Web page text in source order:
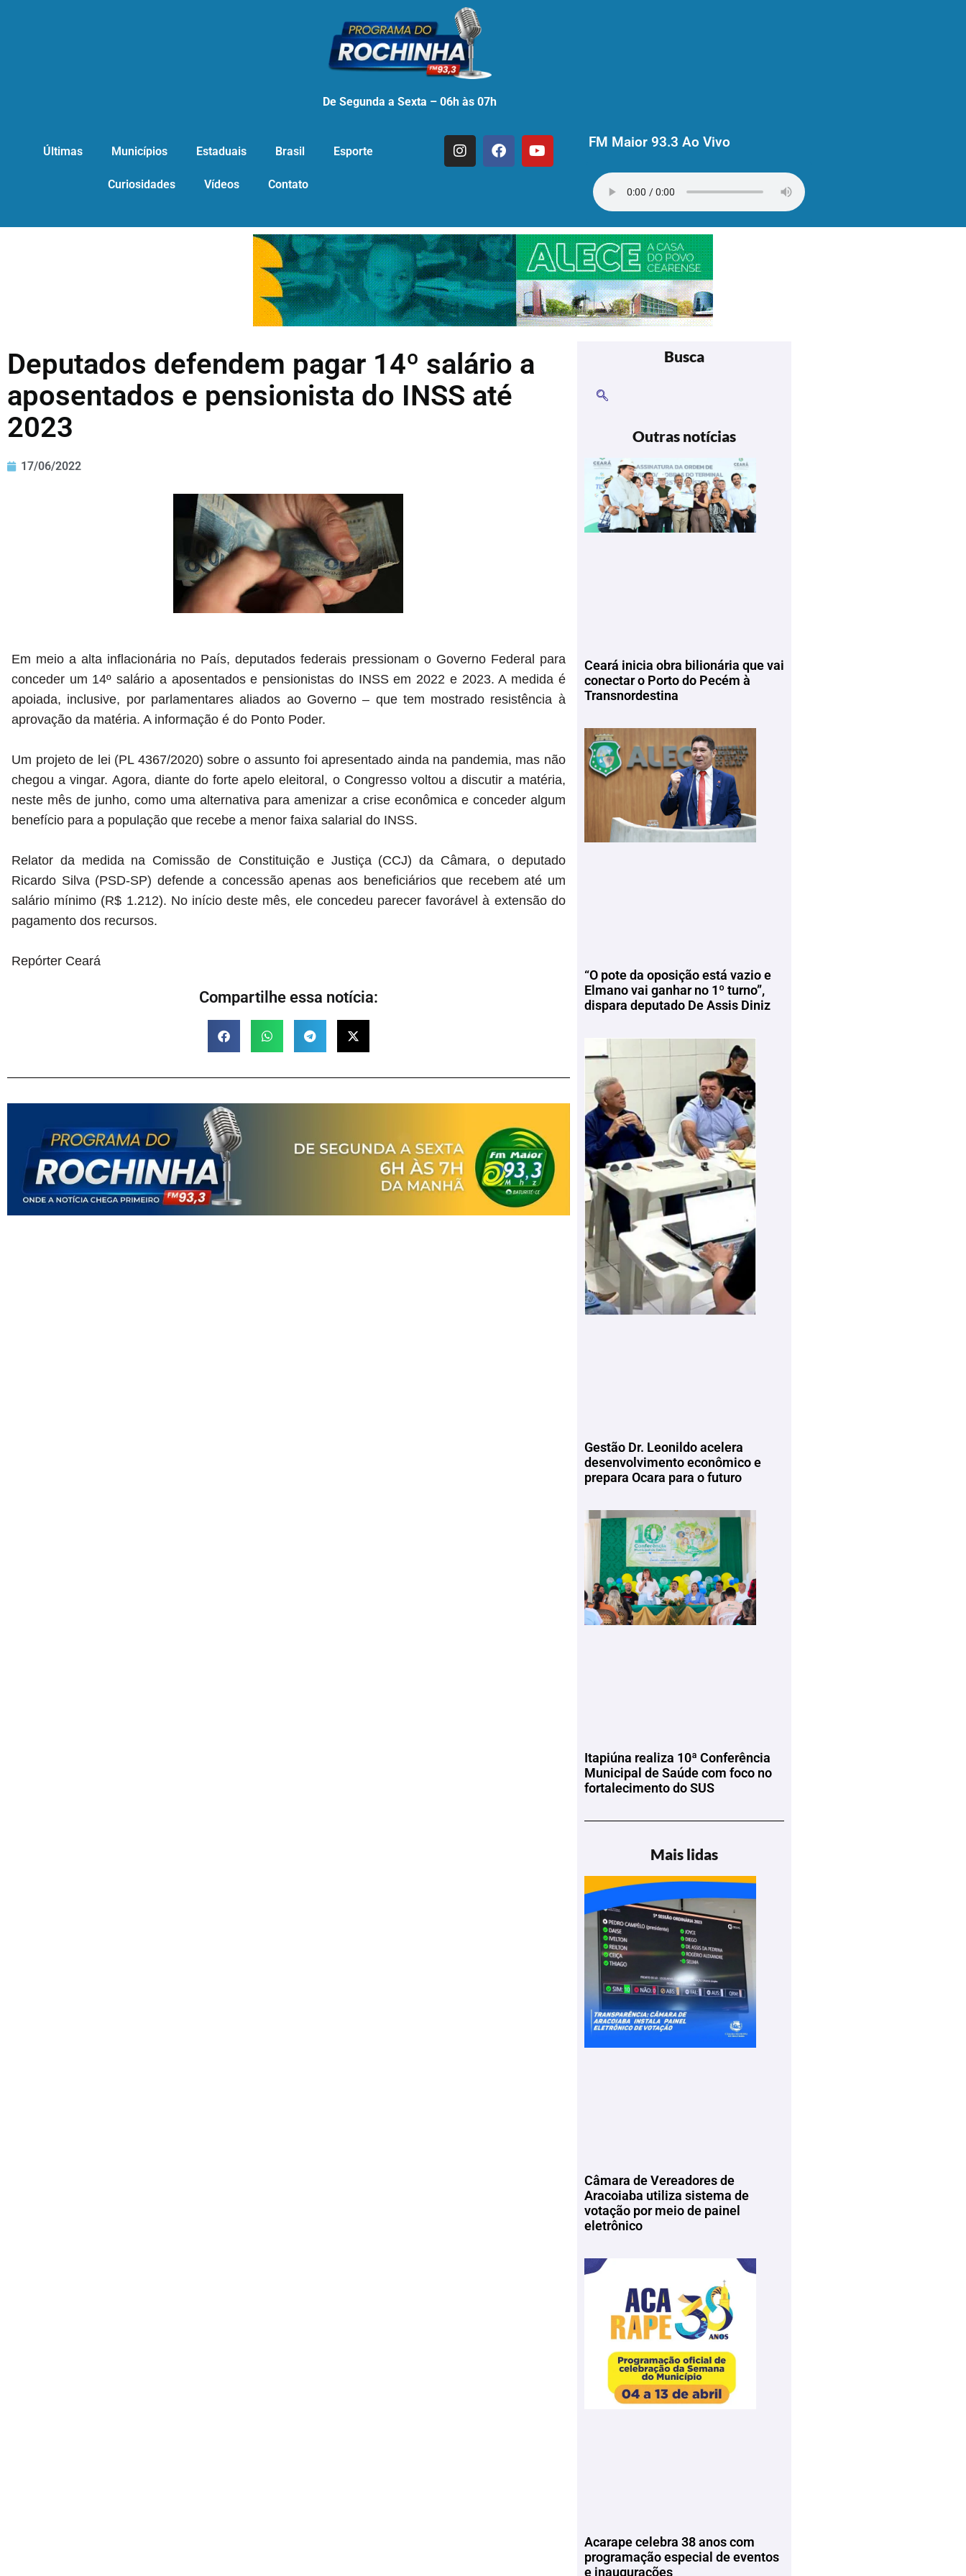
De Segunda a Sexta – 06h às 07h
Últimas Municípios Estaduais Brasil Esporte
Curiosidades Vídeos Contato
FM Maior 93.3 Ao Vivo
Deputados defendem pagar 14º salário a
aposentados e pensionista do INSS até
2023
17/06/2022
Em meio a alta inflacionária no País, deputados federais pressionam o Governo Federal para
conceder um 14º salário a aposentados e pensionistas do INSS em 2022 e 2023. A medida é
apoiada, inclusive, por parlamentares aliados ao Governo – que tem mostrado resistência à
aprovação da matéria. A informação é do Ponto Poder.
Um projeto de lei (PL 4367/2020) sobre o assunto foi apresentado ainda na pandemia, mas não
chegou a vingar. Agora, diante do forte apelo eleitoral, o Congresso voltou a discutir a matéria,
neste mês de junho, como uma alternativa para amenizar a crise econômica e conceder algum
benefício para a população que recebe a menor faixa salarial do INSS.
Relator da medida na Comissão de Constituição e Justiça (CCJ) da Câmara, o deputado
Ricardo Silva (PSD-SP) defende a concessão apenas aos beneficiários que recebem até um
salário mínimo (R$ 1.212). No início deste mês, ele concedeu parecer favorável à extensão do
pagamento dos recursos.
Repórter Ceará
Compartilhe essa notícia:
Busca
Outras notícias
Ceará inicia obra bilionária que vai
conectar o Porto do Pecém à
Transnordestina
“O pote da oposição está vazio e
Elmano vai ganhar no 1º turno”,
dispara deputado De Assis Diniz
Gestão Dr. Leonildo acelera
desenvolvimento econômico e
prepara Ocara para o futuro
Itapiúna realiza 10ª Conferência
Municipal de Saúde com foco no
fortalecimento do SUS
Mais lidas
Câmara de Vereadores de
Aracoiaba utiliza sistema de
votação por meio de painel
eletrônico
Acarape celebra 38 anos com
programação especial de eventos
e inaugurações